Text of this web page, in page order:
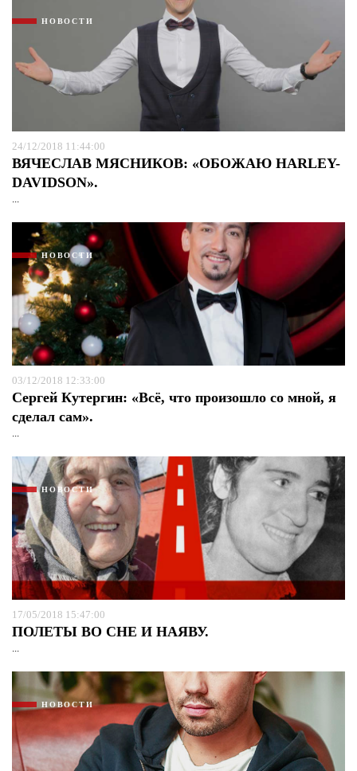
НОВОСТИ
24/12/2018 11:44:00
ВЯЧЕСЛАВ МЯСНИКОВ: «ОБОЖАЮ HARLEY-
DAVIDSON».
...
НОВОСТИ
03/12/2018 12:33:00
Сергей Кутергин: «Всё, что произошло со мной, я
сделал сам».
...
НОВОСТИ
17/05/2018 15:47:00
ПОЛЕТЫ ВО СНЕ И НАЯВУ.
...
НОВОСТИ